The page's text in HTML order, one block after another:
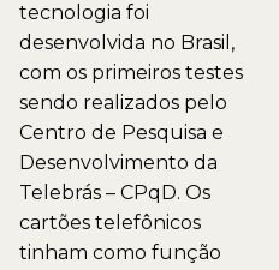
tecnologia foi
desenvolvida no Brasil,
com os primeiros testes
sendo realizados pelo
Centro de Pesquisa e
Desenvolvimento da
Telebrás – CPqD. Os
cartões telefônicos
tinham como função